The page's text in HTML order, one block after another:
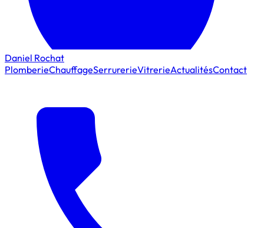
Daniel Rochat
PlomberieChauffageSerrurerieVitrerieActualitésContact